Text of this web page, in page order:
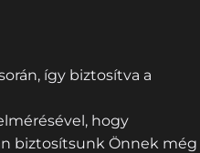
így biztosítva a
hogy
biztosítsunk Önnek még